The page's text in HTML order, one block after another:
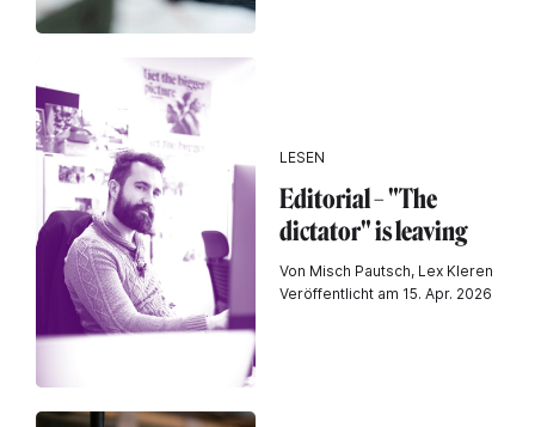
LESEN
Editorial – "The
dictator" is leaving
Von Misch Pautsch, Lex Kleren
Veröffentlicht am 15. Apr. 2026